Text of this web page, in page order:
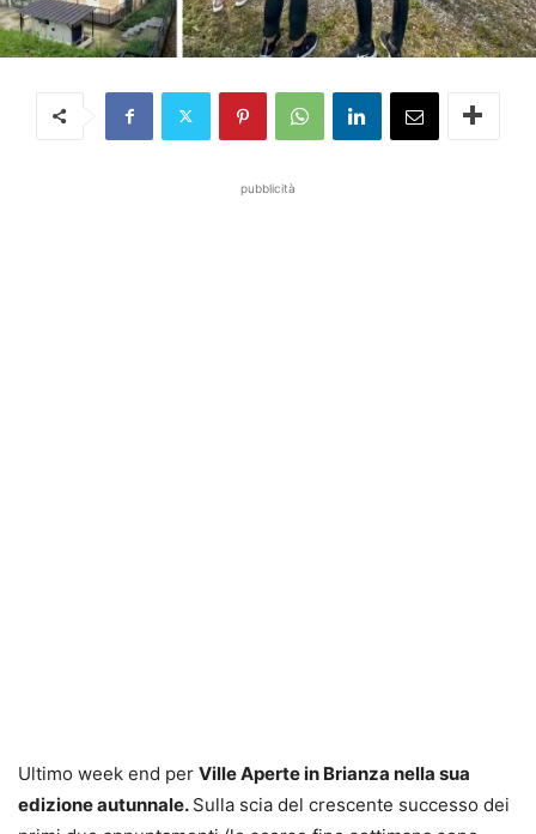
pubblicità
Ultimo week end per Ville Aperte in Brianza nella sua
edizione autunnale. Sulla scia del crescente successo dei